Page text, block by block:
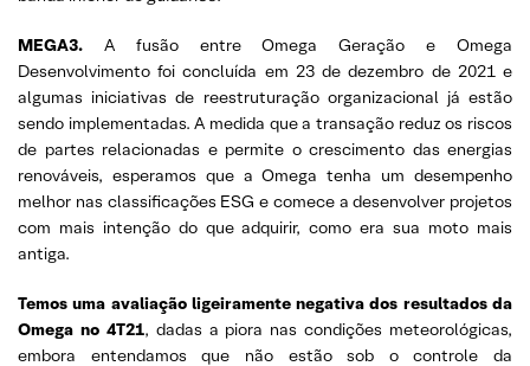
MEGA3. A fusão entre Omega Geração e Omega
Desenvolvimento foi concluída em 23 de dezembro de 2021 e
algumas iniciativas de reestruturação organizacional já estão
sendo implementadas. A medida que a transação reduz os riscos
de partes relacionadas e permite o crescimento das energias
renováveis, esperamos que a Omega tenha um desempenho
melhor nas classificações ESG e comece a desenvolver projetos
com mais intenção do que adquirir, como era sua moto mais
antiga.
Temos uma avaliação ligeiramente negativa dos resultados da
Omega no 4T21, dadas a piora nas condições meteorológicas,
embora entendamos que não estão sob o controle da